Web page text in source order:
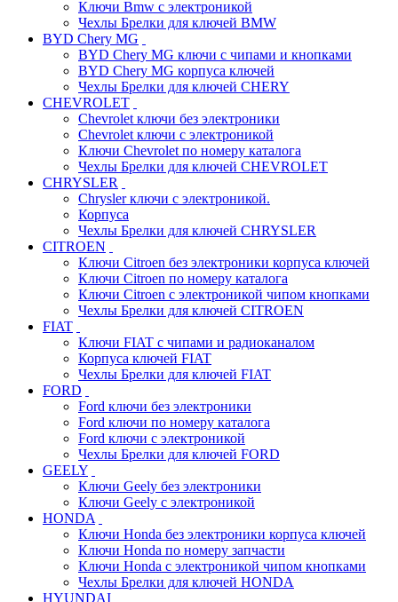
Ключи Bmw с электроникой
Чехлы Брелки для ключей BMW
BYD Chery MG
BYD Chery MG ключи c чипами и кнопками
BYD Chery MG корпуса ключей
Чехлы Брелки для ключей CHERY
CHEVROLET
Chevrolet ключи без электроники
Chevrolet ключи с электроникой
Ключи Chevrolet по номеру каталога
Чехлы Брелки для ключей CHEVROLET
CHRYSLER
Chrysler ключи с электроникой.
Корпуса
Чехлы Брелки для ключей CHRYSLER
CITROEN
Ключи Citroen без электроники корпуса ключей
Ключи Citroen по номеру каталога
Ключи Citroen с электроникой чипом кнопками
Чехлы Брелки для ключей CITROEN
FIAT
Ключи FIAT с чипами и радиоканалом
Корпуса ключей FIAT
Чехлы Брелки для ключей FIAT
FORD
Ford ключи без электроники
Ford ключи по номеру каталога
Ford ключи с электроникой
Чехлы Брелки для ключей FORD
GEELY
Ключи Geely без электроники
Ключи Geely с электроникой
HONDA
Ключи Honda без электроники корпуса ключей
Ключи Honda по номеру запчасти
Ключи Honda с электроникой чипом кнопками
Чехлы Брелки для ключей HONDA
HYUNDAI